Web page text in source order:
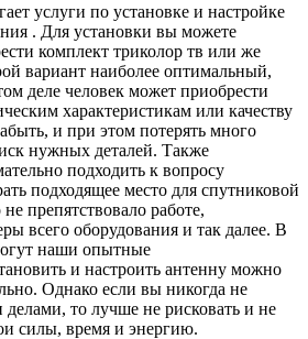
услуги по установке и настройке
. Для установки вы можете
комплект триколор тв или же
вариант наиболее оптимальный,
деле человек может приобрести
характеристикам или качеству
и при этом потерять много
нужных деталей. Также
подходить к вопросу
подходящее место для спутниковой
препятствовало работе,
всего оборудования и так далее. В
наши опытные
и настроить антенну можно
Однако если вы никогда не
то лучше не рисковать и не
силы, время и энергию.